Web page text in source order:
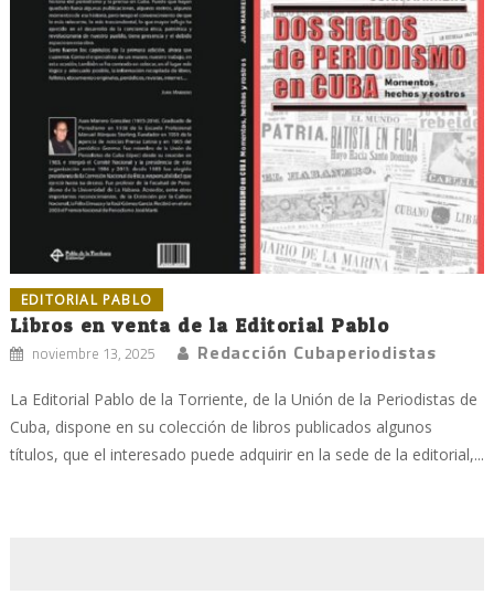
EDITORIAL PABLO
Libros en venta de la Editorial Pablo
noviembre 13, 2025 Redacción Cubaperiodistas
La Editorial Pablo de la Torriente, de la Unión de la Periodistas de
Cuba, dispone en su colección de libros publicados algunos
títulos, que el interesado puede adquirir en la sede de la editorial,...